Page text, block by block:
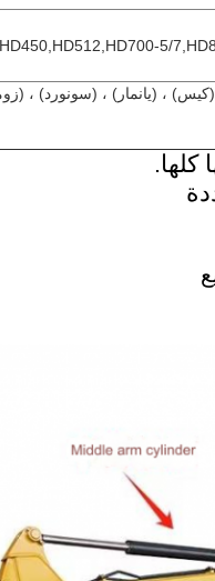
5/
، (يانمار) ، (سونورد) ،
كلها.